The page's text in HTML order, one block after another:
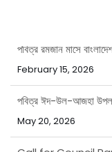
পবিত্র ঈদ-উল-আজহা
Call for Council